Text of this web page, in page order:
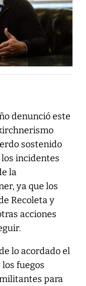
denunció este
sostenido
incidentes
la
ya que los
Recoleta y
acciones
lo acordado el
fuegos
para